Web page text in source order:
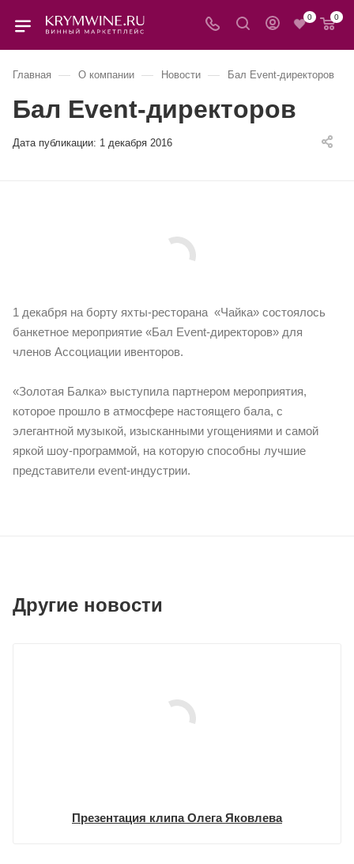
0 0
Главная — О компании — Новости — Бал Event-директоров
Бал Event-директоров
Дата публикации: 1 декабря 2016
1 декабря на борту яхты-ресторана «Чайка» состоялось
банкетное мероприятие «Бал Event-директоров» для
членов Ассоциации ивенторов.
«Золотая Балка» выступила партнером мероприятия,
которое прошло в атмосфере настоящего бала, с
элегантной музыкой, изысканными угощениями и самой
яркой шоу-программой, на которую способны лучшие
представители event-индустрии.
Другие новости
Презентация клипа Олега Яковлева